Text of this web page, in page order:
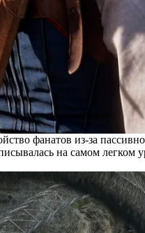
фанатов из-за
на самом легком